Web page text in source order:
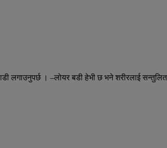
। –लोयर बडी हेभी छ भने शरीरलाई